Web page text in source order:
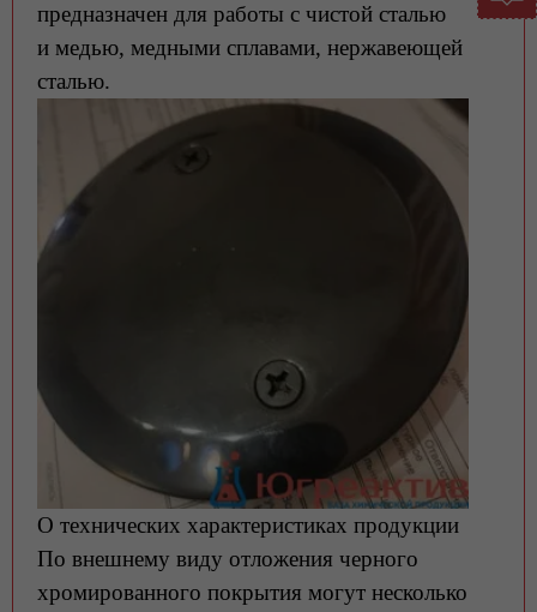
предназначен для работы с чистой сталью
и медью, медными сплавами, нержавеющей
сталью.
О технических характеристиках продукции
По внешнему виду отложения черного
хромированного покрытия могут несколько